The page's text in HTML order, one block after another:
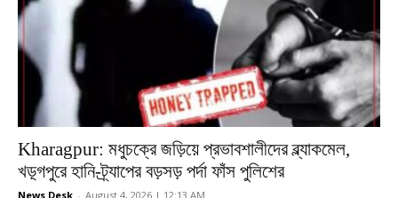
Kharagpur: মধুচক্রে জড়িয়ে প্রভাবশালীদের ব্ল্যাকমেল,
খড়্গপুরে হানি-ট্র্যাপের বড়সড় পর্দা ফাঁস পুলিশের
News Desk - August 4, 2026 | 12:13 AM